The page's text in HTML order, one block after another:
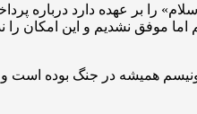
را بر عهده دارد درباره
موفق نشدیم و این امکان را
همیشه در جنگ بوده است و می